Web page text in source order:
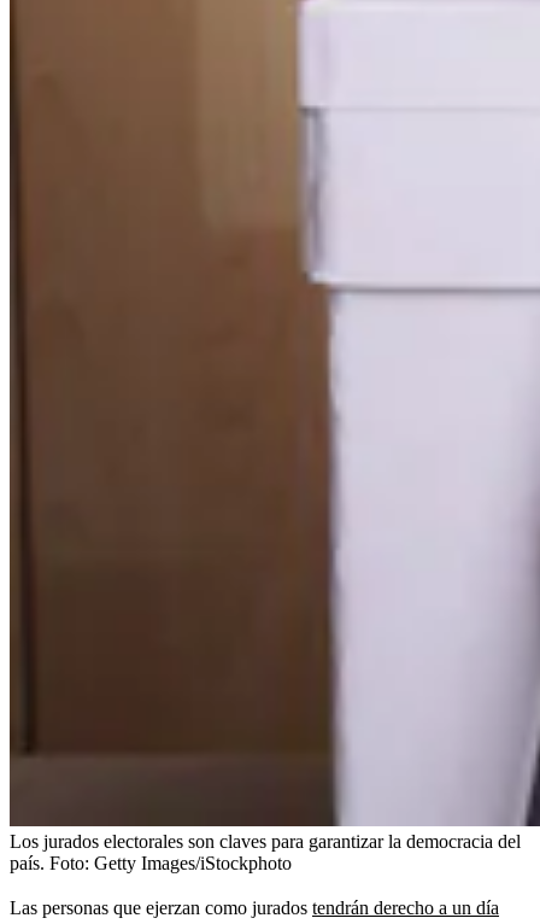
Los jurados electorales son claves para garantizar la democracia del
país. Foto: Getty Images/iStockphoto
Las personas que ejerzan como jurados tendrán derecho a un día